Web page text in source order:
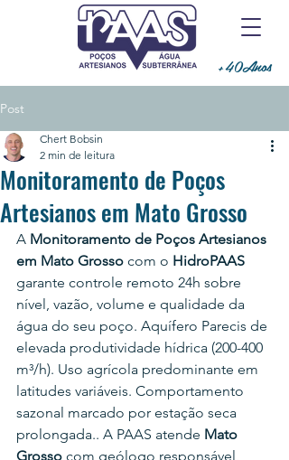
+40Anos
Post
Monitoramento de Poços
Artesianos em Mato Grosso
Chert Bobsin
2 min de leitura
A Monitoramento de Poços Artesianos
em Mato Grosso com o HidroPAAS
garante controle remoto 24h sobre
nível, vazão, volume e qualidade da
água do seu poço. Aquífero Parecis de
elevada produtividade hídrica (200-400
m³/h). Uso agrícola predominante em
latitudes variáveis. Comportamento
sazonal marcado por estação seca
prolongada.. A PAAS atende Mato
Grosso com geólogo responsável,